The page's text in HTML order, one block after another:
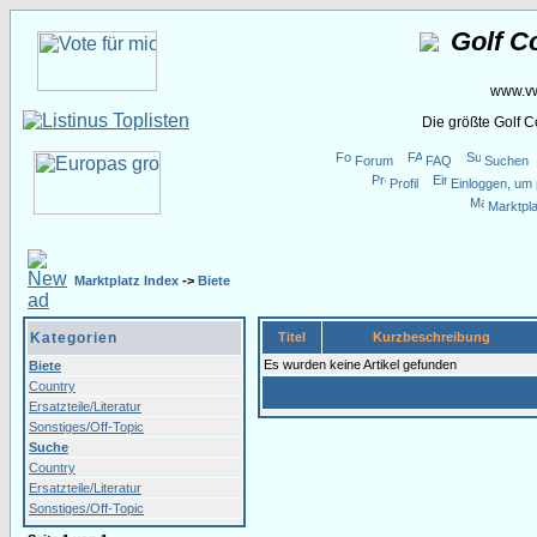
Golf
Die größte Golf
Forum FAQ
Suchen
Profil
Einloggen,
Marktplatz Index -> Biete
Kategorien
Biete
Country
Ersatzteile/Literatur
Sonstiges/Off-Topic
Suche
Country
Ersatzteile/Literatur
Sonstiges/Off-Topic
Titel
Kurzbeschreibung
Es wurden keine Artikel gefunden